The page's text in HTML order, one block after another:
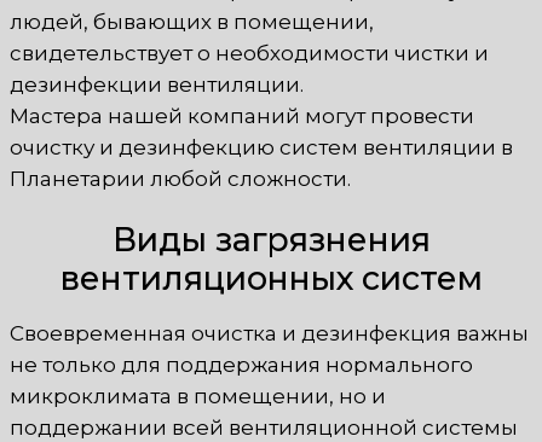
людей, бывающих в помещении,
свидетельствует о необходимости чистки и
дезинфекции вентиляции.
Мастера нашей компаний могут провести
очистку и дезинфекцию систем вентиляции в
Планетарии любой сложности.
Виды загрязнения
вентиляционных систем
Своевременная очистка и дезинфекция важны
не только для поддержания нормального
микроклимата в помещении, но и
поддержании всей вентиляционной системы